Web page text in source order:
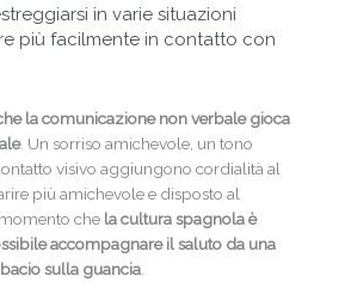
in varie situazioni
più facilmente in contatto con
la comunicazione non verbale gioca
. Un sorriso amichevole, un tono
visivo aggiungono cordialità al
più amichevole e disposto al
che la cultura spagnola è
accompagnare il saluto da una
sulla guancia.